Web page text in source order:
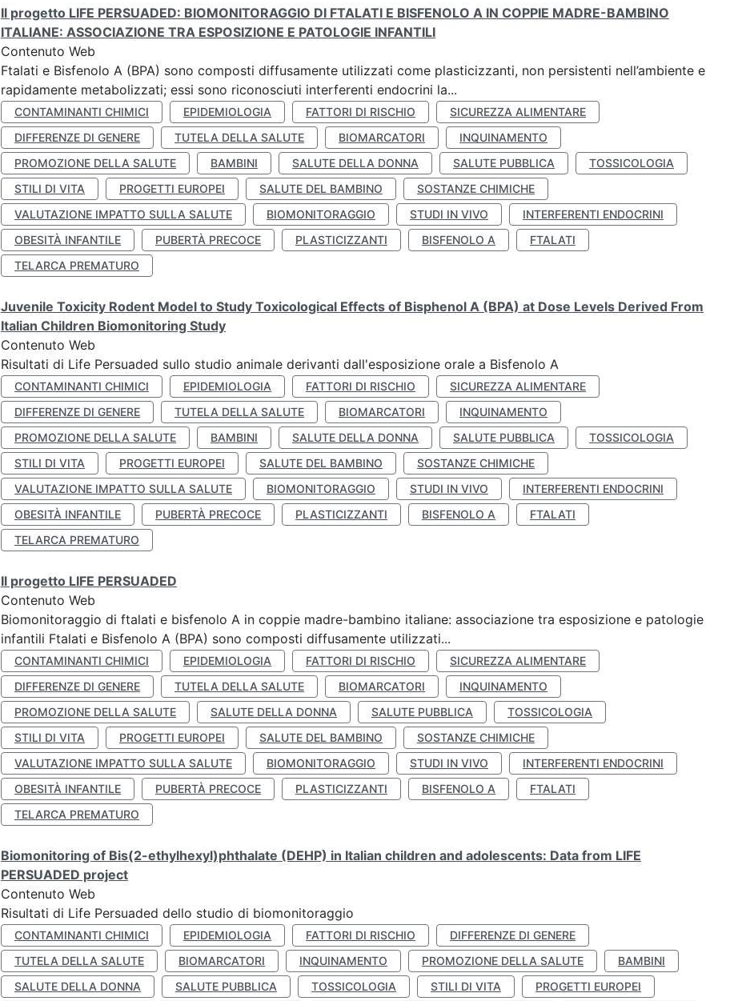
Il progetto LIFE PERSUADED: BIOMONITORAGGIO DI FTALATI E BISFENOLO A IN COPPIE MADRE-BAMBINO
ITALIANE: ASSOCIAZIONE TRA ESPOSIZIONE E PATOLOGIE INFANTILI
Contenuto Web
Ftalati e Bisfenolo A (BPA) sono composti diffusamente utilizzati come plasticizzanti, non persistenti nell’ambiente e
rapidamente metabolizzati; essi sono riconosciuti interferenti endocrini la...
CONTAMINANTI CHIMICI EPIDEMIOLOGIA FATTORI DI RISCHIO
SICUREZZA ALIMENTARE
DIFFERENZE DI GENERE
TUTELA DELLA SALUTE BIOMARCATORI
INQUINAMENTO
PROMOZIONE DELLA SALUTE
BAMBINI SALUTE DELLA DONNA SALUTE PUBBLICA
TOSSICOLOGIA
STILI DI VITA
PROGETTI EUROPEI SALUTE DEL BAMBINO
SOSTANZE CHIMICHE
VALUTAZIONE IMPATTO SULLA SALUTE
BIOMONITORAGGIO STUDI IN VIVO
INTERFERENTI ENDOCRINI
OBESITÀ INFANTILE
PUBERTÀ PRECOCE PLASTICIZZANTI BISFENOLO A
FTALATI
TELARCA PREMATURO
Juvenile Toxicity Rodent Model to Study Toxicological Effects of Bisphenol A (BPA) at Dose Levels Derived From
Italian Children Biomonitoring Study
Contenuto Web
Risultati di Life Persuaded sullo studio animale derivanti dall'esposizione orale a Bisfenolo A
CONTAMINANTI CHIMICI EPIDEMIOLOGIA FATTORI DI RISCHIO
SICUREZZA ALIMENTARE
DIFFERENZE DI GENERE
TUTELA DELLA SALUTE BIOMARCATORI
INQUINAMENTO
PROMOZIONE DELLA SALUTE
BAMBINI SALUTE DELLA DONNA SALUTE PUBBLICA
TOSSICOLOGIA
STILI DI VITA
PROGETTI EUROPEI SALUTE DEL BAMBINO
SOSTANZE CHIMICHE
VALUTAZIONE IMPATTO SULLA SALUTE
BIOMONITORAGGIO STUDI IN VIVO
INTERFERENTI ENDOCRINI
OBESITÀ INFANTILE
PUBERTÀ PRECOCE PLASTICIZZANTI BISFENOLO A
FTALATI
TELARCA PREMATURO
Il progetto LIFE PERSUADED
Contenuto Web
Biomonitoraggio di ftalati e bisfenolo A in coppie madre-bambino italiane: associazione tra esposizione e patologie
infantili Ftalati e Bisfenolo A (BPA) sono composti diffusamente utilizzati...
CONTAMINANTI CHIMICI EPIDEMIOLOGIA FATTORI DI RISCHIO
SICUREZZA ALIMENTARE
DIFFERENZE DI GENERE
TUTELA DELLA SALUTE BIOMARCATORI
INQUINAMENTO
PROMOZIONE DELLA SALUTE
SALUTE DELLA DONNA SALUTE PUBBLICA
TOSSICOLOGIA
STILI DI VITA
PROGETTI EUROPEI SALUTE DEL BAMBINO
SOSTANZE CHIMICHE
VALUTAZIONE IMPATTO SULLA SALUTE
BIOMONITORAGGIO STUDI IN VIVO
INTERFERENTI ENDOCRINI
OBESITÀ INFANTILE
PUBERTÀ PRECOCE PLASTICIZZANTI BISFENOLO A
FTALATI
TELARCA PREMATURO
Biomonitoring of Bis(2-ethylhexyl)phthalate (DEHP) in Italian children and adolescents: Data from LIFE
PERSUADED project
Contenuto Web
Risultati di Life Persuaded dello studio di biomonitoraggio
CONTAMINANTI CHIMICI EPIDEMIOLOGIA FATTORI DI RISCHIO
DIFFERENZE DI GENERE
TUTELA DELLA SALUTE
BIOMARCATORI INQUINAMENTO PROMOZIONE DELLA SALUTE
BAMBINI
SALUTE DELLA DONNA
SALUTE PUBBLICA TOSSICOLOGIA STILI DI VITA
PROGETTI EUROPEI